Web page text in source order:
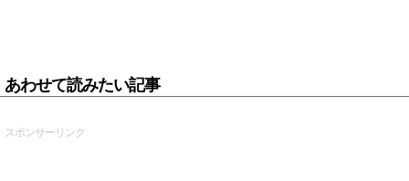
あわせて読みたい記事
スポンサーリンク